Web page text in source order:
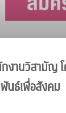
งานวิสามัญ
นธ์เพื่อสังคม